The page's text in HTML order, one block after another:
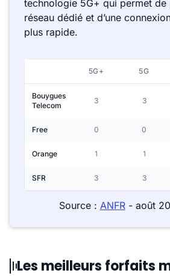
technologie 5G+ qui permet de
réseau dédié et d’une
plus rapide.
5G+ 5G
Bouygues
Telecom
3 3
Free 0 0
Orange 1 1
SFR 3 3
Source : ANFR- août
Les meilleurs forfaits